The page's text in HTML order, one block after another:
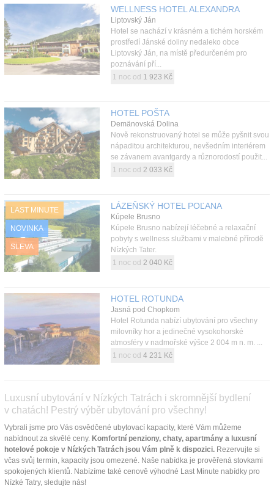
WELLNESS HOTEL ALEXANDRA
Liptovský Ján
Hotel se nachází v krásném a tichém horském
prostředí Jánské doliny nedaleko obce
Liptovský Ján, na místě předurčeném pro
poznávání pří...
1 noc od 1 923 Kč
HOTEL POŠTA
Demänovská Dolina
Nově rekonstruovaný hotel se může pyšnit svou
nápaditou architekturou, nevšedním interiérem
se závanem avantgardy a různorodostí použit...
1 noc od 2 033 Kč
LAST MINUTE
NOVINKA
SLEVA
LÁZEŇSKÝ HOTEL POĽANA
Kúpele Brusno
Kúpele Brusno nabízejí léčebné a relaxační
pobyty s wellness službami v malebné přírodě
Nízkých Tater.
1 noc od 2 040 Kč
HOTEL ROTUNDA
Jasná pod Chopkom
Hotel Rotunda nabízí ubytování pro všechny
milovníky hor a jedinečné vysokohorské
atmosféry v nadmořské výšce 2 004 m n. m. ...
1 noc od 4 231 Kč
Luxusní ubytování v Nízkých Tatrách i skromnější bydlení
v chatách! Pestrý výběr ubytování pro všechny!
Vybrali jsme pro Vás osvědčené ubytovací kapacity, které Vám můžeme
nabídnout za skvělé ceny. Komfortní penziony, chaty, apartmány a luxusní
hotelové pokoje v Nízkých Tatrách jsou Vám plně k dispozici. Rezervujte si
včas svůj termín, kapacity jsou omezené. Naše nabídka je prověřená stovkami
spokojených klientů. Nabízíme také cenově výhodné Last Minute nabídky pro
Nízké Tatry, sledujte nás!